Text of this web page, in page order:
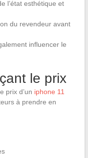
l’état esthétique et
du revendeur avant
influencer le
le prix
prix d’un iphone 11
à prendre en